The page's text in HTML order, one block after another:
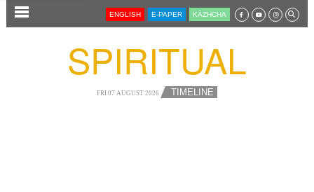
SECTIONS ENGLISH E-PAPER KĀZHCHA
SPIRITUAL
FRI 07 AUGUST 2026 TIMELINE